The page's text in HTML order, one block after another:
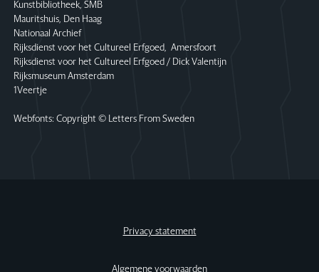
Kunstbibliotheek, SMB
Mauritshuis, Den Haag
Nationaal Archief
Rijksdienst voor het Cultureel Erfgoed, Amersfoort
Rijksdienst voor het Cultureel Erfgoed / Dick Valentijn
Rijksmuseum Amsterdam
1Veertje
Webfonts: Copyright © Letters From Sweden
Privacy statement
Algemene voorwaarden